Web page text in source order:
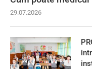
29.07.2026